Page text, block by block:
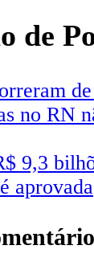
de
no RN
9,3
aprovada